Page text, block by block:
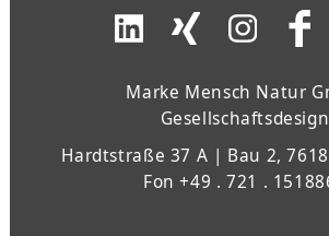
Marke Mensch Natur
Gesellschaftsdesign
Hardtstraße 37 A | Bau 2,
Fon +49 . 721 .